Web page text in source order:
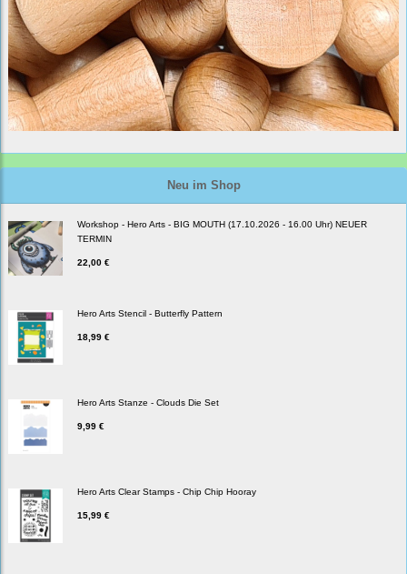
Neu im Shop
Workshop - Hero Arts - BIG MOUTH (17.10.2026 - 16.00 Uhr) NEUER
TERMIN
22,00 €
Hero Arts Stencil - Butterfly Pattern
18,99 €
Hero Arts Stanze - Clouds Die Set
9,99 €
Hero Arts Clear Stamps - Chip Chip Hooray
15,99 €